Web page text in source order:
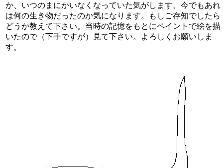
か、いつのまにかいなくなっていた気がします。今でもあれ
は何の生き物だったのか気になります。もしご存知でしたら
どうか教えて下さい。当時の記憶をもとにペイントで絵を描
いたので（下手ですが）見て下さい。よろしくお願いしま
す。